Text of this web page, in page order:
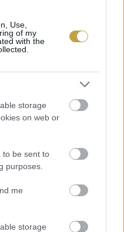
Use,
of my
with the
storage
on web or
to be sent to
purposes.
me
storage
a
hordókban
után este több
VACSORÁZÓ
válogathatunk.